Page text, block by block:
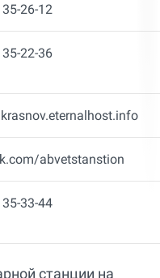
26-12
22-36
abvetstanstion
33-44
станции на